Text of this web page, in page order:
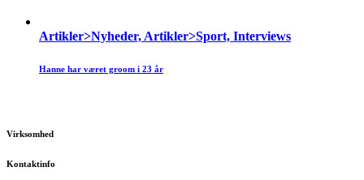
Artikler>Nyheder, Artikler>Sport, Interviews
Hanne har været groom i 23 år
Virksomhed
Kontaktinfo